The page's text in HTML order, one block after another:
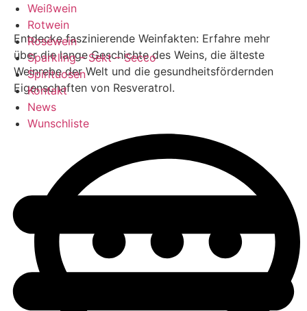
Weißwein
Rotwein
Roséwein
Sparkling – Sekt – Secco
Spirituosen
Kontakt
News
Wunschliste
Entdecke faszinierende Weinfakten: Erfahre mehr
über die lange Geschichte des Weins, die älteste
Weinrebe der Welt und die gesundheitsfördernden
Eigenschaften von Resveratrol.